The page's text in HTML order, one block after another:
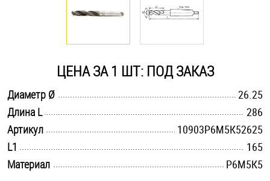
Саморезы и шурупы
Стопорные кольца
Такелаж
Хомуты
Шпильки
ЦЕНА ЗА 1 ШТ: ПОД ЗАКАЗ
Диаметр Ø
26.25
Длина L
286
Артикул
10903Р6М5К52625
L1
165
Материал
Р6М5К5